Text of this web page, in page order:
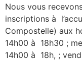
Nous vous
inscriptions à
Compostelle) aux
14h00 à 18h30 ;
14h00 à 18h, ;